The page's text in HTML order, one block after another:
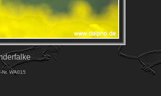
Nr. WA015